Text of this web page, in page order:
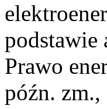
podstawie
Prawo
późn.